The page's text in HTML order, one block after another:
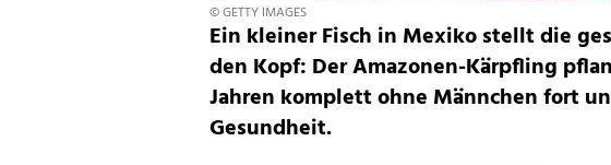
© GETTY IMAGES
Ein kleiner Fisch in Mexiko stellt die
den Kopf: Der Amazonen-Kärpfling
Jahren komplett ohne Männchen fort
Gesundheit.